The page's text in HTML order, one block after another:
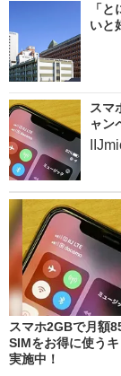
「
いと
スマ
ャン
スマホ2GBで月額
SIMをお得に使う
実施中！